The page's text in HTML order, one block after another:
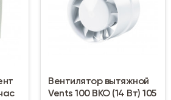
Вентилятор вытяжной
Vents 100 ВКО (14 Вт) 105